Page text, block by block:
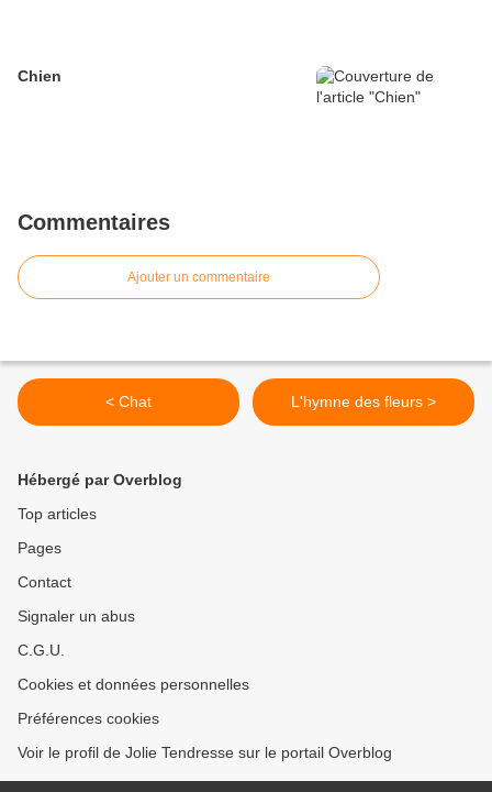
Chien
Commentaires
Ajouter un commentaire
< Chat L'hymne des fleurs >
Hébergé par Overblog
Top articles
Pages
Contact
Signaler un abus
C.G.U.
Cookies et données personnelles
Préférences cookies
Voir le profil de Jolie Tendresse sur le portail Overblog